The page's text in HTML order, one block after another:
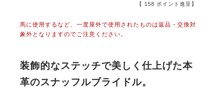
【 158 ポイント進呈】
馬に使用するなど、一度屋外で使用されたものは返品・交換対
象外となりますのでご注意ください。
装飾的なステッチで美しく仕上げた本
革のスナッフルブライドル。